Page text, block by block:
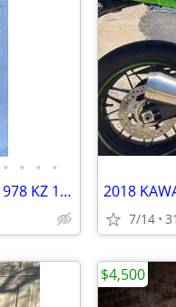
• • • •
2018 KAWASAKI Z-900 CAFE $8500 -1978 KZ 1000 $5500 2018
7/14
$4,500